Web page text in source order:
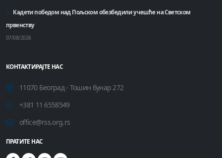
Кадети победом над Пољском обезбедили учешће на Светском
првенству
07/08/2026
КОНТАКТИРАЈТЕ НАС
11070 Београд - Тошин бунар 272
+381 11 6558549
office@rss.org.rs
ПРАТИТЕ НАС